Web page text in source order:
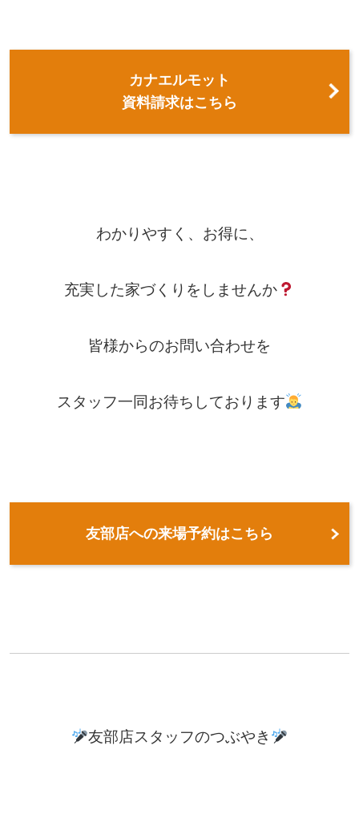
カナエルモット
資料請求はこちら
わかりやすく、お得に、
充実した家づくりをしませんか
皆様からのお問い合わせを
スタッフ一同お待ちしております
友部店への来場予約はこちら
友部店スタッフのつぶやき